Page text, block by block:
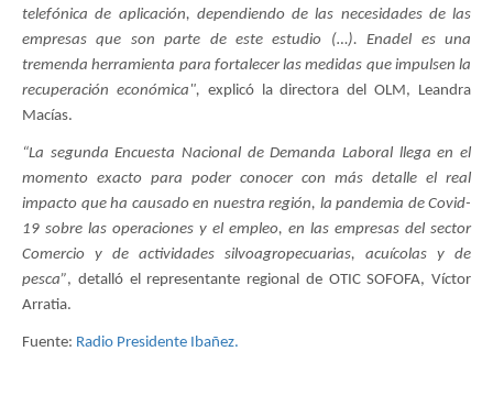
telefónica de aplicación, dependiendo de las necesidades de las
empresas que son parte de este estudio (…). Enadel es una
tremenda herramienta para fortalecer las medidas que impulsen la
recuperación económica", explicó la directora del OLM, Leandra
Macías.
“La segunda Encuesta Nacional de Demanda Laboral llega en el
momento exacto para poder conocer con más detalle el real
impacto que ha causado en nuestra región, la pandemia de Covid-
19 sobre las operaciones y el empleo, en las empresas del sector
Comercio y de actividades silvoagropecuarias, acuícolas y de
pesca”, detalló el representante regional de OTIC SOFOFA, Víctor
Arratia.
Fuente: Radio Presidente Ibañez.